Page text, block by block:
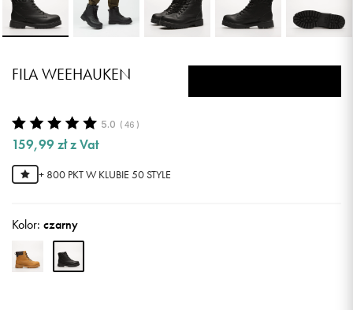
FILA WEEHAUKEN
5.0 ( 46 )
159,99 złz Vat
+ 800 PKT W KLUBIE 50 STYLE
Kolor: czarny